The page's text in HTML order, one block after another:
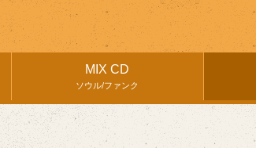
MIX CD
ソウル/ファンク